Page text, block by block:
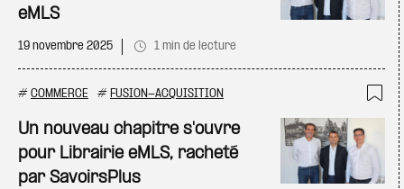
eMLS
19 novembre 2025 1 min de lecture
# COMMERCE # FUSION-ACQUISITION
Un nouveau chapitre s'ouvre
pour Librairie eMLS, racheté
par SavoirsPlus